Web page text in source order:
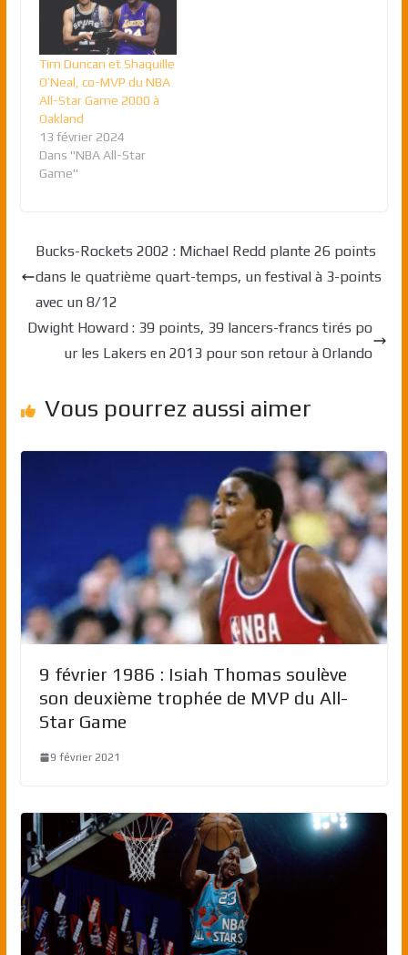
Tim Duncan et Shaquille
O’Neal, co-MVP du NBA
All-Star Game 2000 à
Oakland
13 février 2024
Dans "NBA All-Star
Game"
Bucks-Rockets 2002 : Michael Redd plante 26 points
dans le quatrième quart-temps, un festival à 3-points
avec un 8/12
Dwight Howard : 39 points, 39 lancers-francs tirés po
ur les Lakers en 2013 pour son retour à Orlando
Vous pourrez aussi aimer
9 février 1986 : Isiah Thomas soulève
son deuxième trophée de MVP du All-
Star Game
9 février 2021